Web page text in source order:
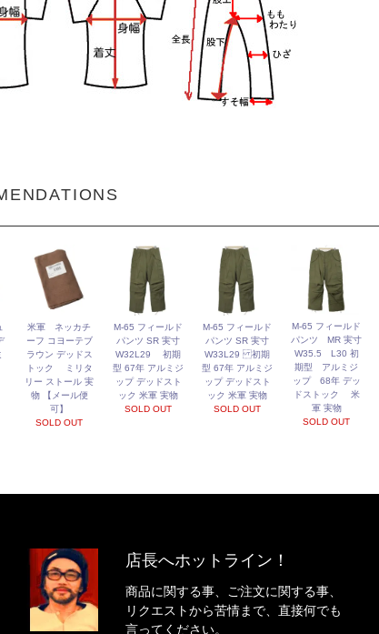
米軍 ネッカチ
ーフ コヨーテブ
ラウン デッドス
トック ミリタ
リー ストール 実
物 【メール便
可】
SOLD OUT
M-65 フィールド
パンツ SR 実寸
W32L29 初期
型 67年 アルミジ
ップ デッドスト
ック 米軍 実物
SOLD OUT
M-65 フィールド
パンツ SR 実寸
W33L29 初期
型 67年 アルミジ
ップ デッドスト
ック 米軍 実物
SOLD OUT
M-65 フィールド
パンツ MR 実寸
W35.5 L30 初
期型 アルミジ
ップ 68年 デッ
ドストック 米
軍 実物
SOLD OUT
店長へホットライン！
商品に関する事、ご注文に関する事、
リクエストから苦情まで、直接何でも
言ってください。